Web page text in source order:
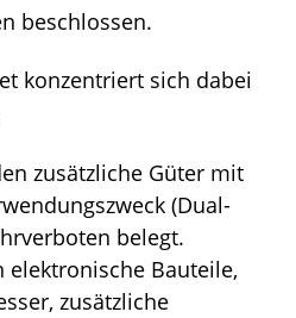
beschlossen.
konzentriert sich dabei
zusätzliche Güter mit
(Dual-
belegt.
elektronische Bauteile,
zusätzliche